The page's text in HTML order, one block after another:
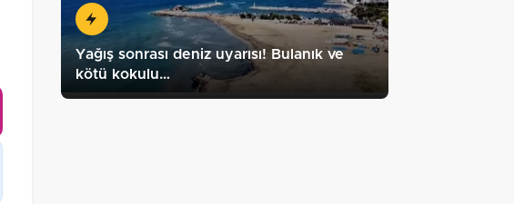
Yağış sonrası deniz uyarısı! Bulanık ve
kötü kokulu…